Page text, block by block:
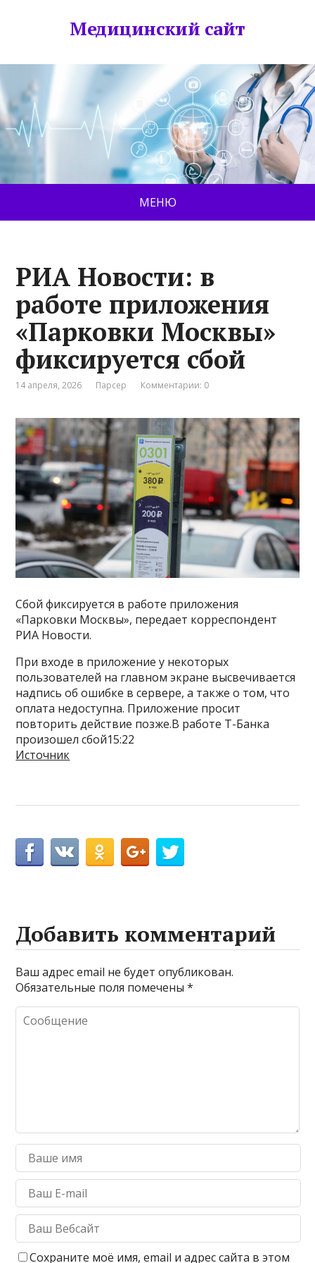
Медицинский сайт
МЕНЮ
РИА Новости: в
работе приложения
«Парковки Москвы»
фиксируется сбой
14 апреля, 2026 Парсер Комментарии: 0
Сбой фиксируется в работе приложения
«Парковки Москвы», передает корреспондент
РИА Новости.
При входе в приложение у некоторых
пользователей на главном экране высвечивается
надпись об ошибке в сервере, а также о том, что
оплата недоступна. Приложение просит
повторить действие позже.В работе Т-Банка
произошел сбой15:22
Источник
Добавить комментарий
Ваш адрес email не будет опубликован.
Обязательные поля помечены*
Сохраните моё имя, email и адрес сайта в этом